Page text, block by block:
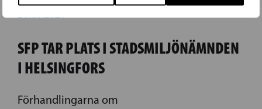
20.06.2021
SFP TAR PLATS I STADSMILJÖNÄMNDEN
I HELSINGFORS
Förhandlingarna om